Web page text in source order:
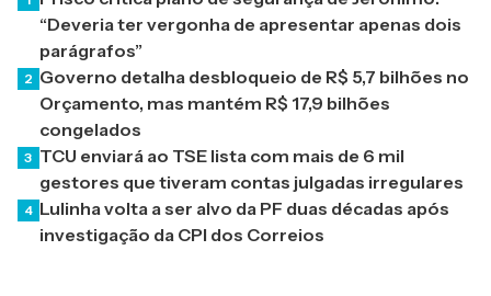
“Deveria ter vergonha de apresentar apenas dois
parágrafos”
2 Governo detalha desbloqueio de R$ 5,7 bilhões no
Orçamento, mas mantém R$ 17,9 bilhões
congelados
3 TCU enviará ao TSE lista com mais de 6 mil
gestores que tiveram contas julgadas irregulares
4 Lulinha volta a ser alvo da PF duas décadas após
investigação da CPI dos Correios